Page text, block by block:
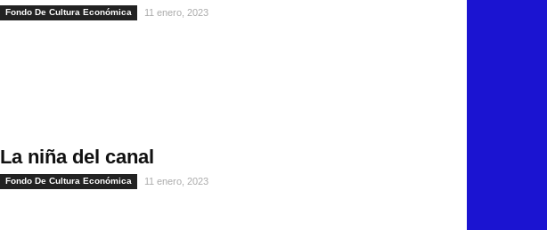
Fondo De Cultura Económica 11 enero, 2023
La niña del canal
Fondo De Cultura Económica 11 enero, 2023